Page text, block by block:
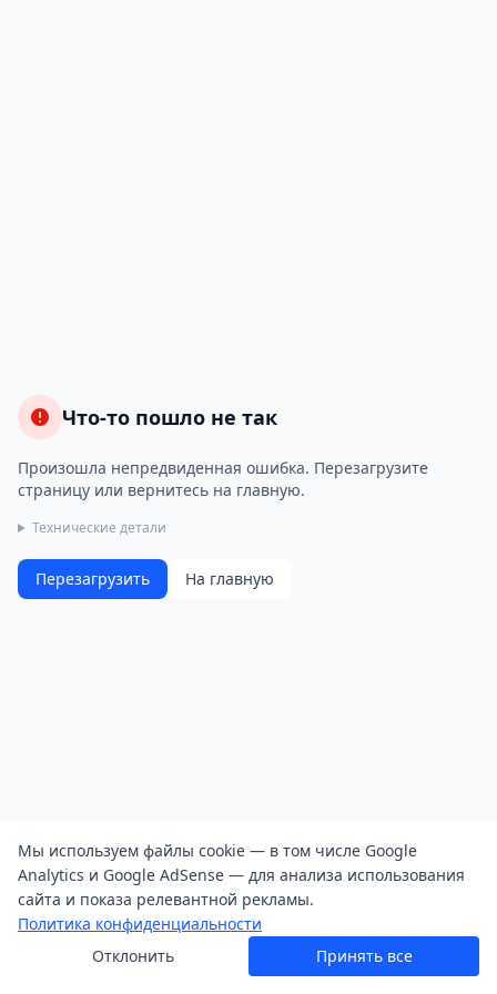
Что-то пошло не так
Произошла непредвиденная ошибка. Перезагрузите
страницу или вернитесь на главную.
Технические детали
Перезагрузить На главную
Мы используем файлы cookie — в том числе Google
Analytics и Google AdSense — для анализа использования
сайта и показа релевантной рекламы.
Политика конфиденциальности
Отклонить
Принять все